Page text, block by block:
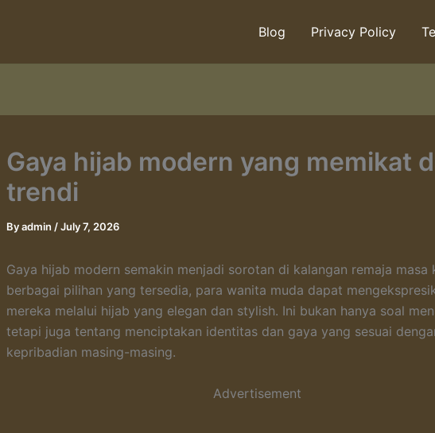
Blog Privacy Policy
Gaya hijab modern yang memikat
trendi
Byadmin /July 7, 2026
Gaya hijab modern semakin menjadi sorotan di kalangan remaja masa
berbagai pilihan yang tersedia, para wanita muda dapat
mereka melalui hijab yang elegan dan stylish. Ini bukan hanya soal
tetapi juga tentang menciptakan identitas dan gaya yang sesuai
kepribadian masing-masing.
Advertisement